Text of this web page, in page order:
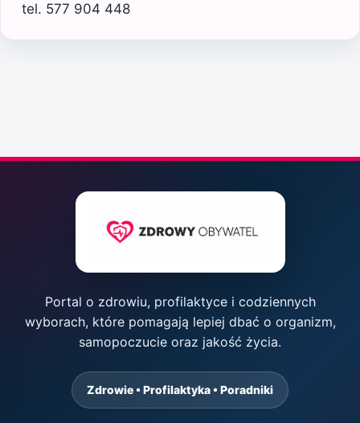
tel. 577 904 448
Portal o zdrowiu, profilaktyce i codziennych
wyborach, które pomagają lepiej dbać o organizm,
samopoczucie oraz jakość życia.
Zdrowie • Profilaktyka • Poradniki